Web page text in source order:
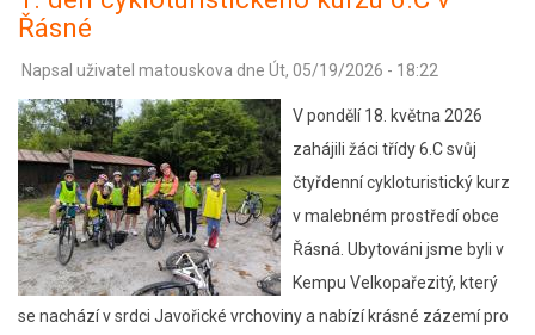
cykloturistického
6.C
–
Javořice,
Míchova
skála
a
dobrodružství
v
Řásné
Napsal uživatel matouskova dne Út, 05/19/2026 - 18:22
V pondělí 18. května 2026
zahájili žáci třídy 6.C svůj
čtyřdenní cykloturistický kurz
v malebném prostředí obce
Řásná. Ubytováni jsme byli v
Kempu Velkopařezitý, který
se nachází v srdci Javořické vrchoviny a nabízí krásné zázemí pro